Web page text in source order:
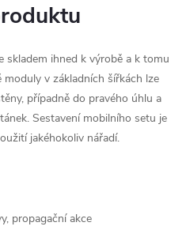
skladem ihned k výrobě a k tomu
v základních šířkách lze
případně do pravého úhlu a
Sestavení mobilního setu je
jakéhokoliv nářadí.
propagační akce